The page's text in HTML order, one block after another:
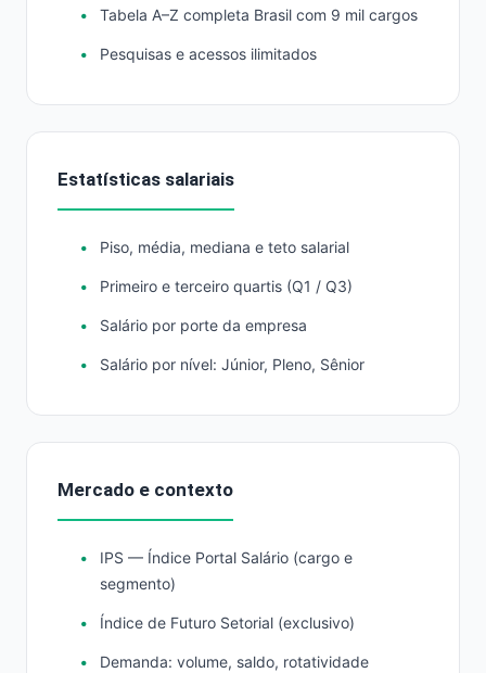
Tabela A–Z completa Brasil com 9 mil cargos
Pesquisas e acessos ilimitados
Estatísticas salariais
Piso, média, mediana e teto salarial
Primeiro e terceiro quartis (Q1 / Q3)
Salário por porte da empresa
Salário por nível: Júnior, Pleno, Sênior
Mercado e contexto
IPS — Índice Portal Salário (cargo e
segmento)
Índice de Futuro Setorial (exclusivo)
Demanda: volume, saldo, rotatividade